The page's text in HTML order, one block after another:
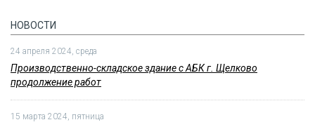
НОВОСТИ
24 апреля 2024, среда
Производственно-складское здание с АБК г. Щелково
продолжение работ
15 марта 2024, пятница